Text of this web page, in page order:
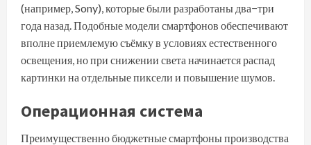
(например, Sony), которые были разработаны два−три
года назад. Подобные модели смартфонов обеспечивают
вполне приемлемую съёмку в условиях естественного
освещения, но при снижении света начинается распад
картинки на отдельные пиксели и повышение шумов.
Операционная система
Преимущественно бюджетные смартфоны производства